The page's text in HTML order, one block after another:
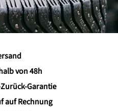
von 48h
Garantie
auf Rechnung